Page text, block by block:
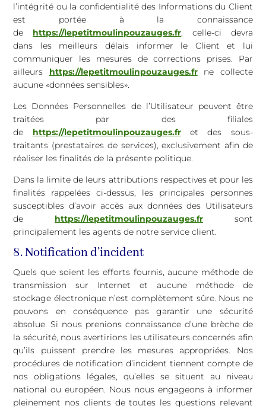
l’intégrité ou la confidentialité des Informations du Client
est portée à la connaissance
de
https://lepetitmoulinpouzauges.fr, celle-ci devra
dans les meilleurs délais informer le Client et lui
communiquer les mesures de corrections prises. Par
ailleurs
https://lepetitmoulinpouzauges.fr
ne collecte
aucune «données sensibles».
Les Données Personnelles de l’Utilisateur peuvent être
traitées par des filiales
de
https://lepetitmoulinpouzauges.fr
et des sous-
traitants (prestataires de services), exclusivement afin de
réaliser les finalités de la présente politique.
Dans la limite de leurs attributions respectives et pour les
finalités rappelées ci-dessus, les principales personnes
susceptibles d’avoir accès aux données des Utilisateurs
de
https://lepetitmoulinpouzauges.fr
sont
principalement les agents de notre service client.
8. Notification d’incident
Quels que soient les efforts fournis, aucune méthode de
transmission sur Internet et aucune méthode de
stockage électronique n’est complètement sûre. Nous ne
pouvons en conséquence pas garantir une sécurité
absolue. Si nous prenions connaissance d’une brèche de
la sécurité, nous avertirions les utilisateurs concernés afin
qu’ils puissent prendre les mesures appropriées. Nos
procédures de notification d’incident tiennent compte de
nos obligations légales, qu’elles se situent au niveau
national ou européen. Nous nous engageons à informer
pleinement nos clients de toutes les questions relevant